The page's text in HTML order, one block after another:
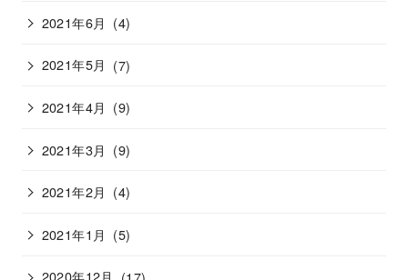
2021年6月 (4)
2021年5月 (7)
2021年4月 (9)
2021年3月 (9)
2021年2月 (4)
2021年1月 (5)
2020年12月 (17)